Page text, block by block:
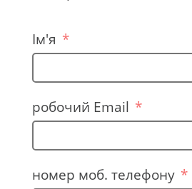
Ім'я
робочий Email
номер моб. телефону